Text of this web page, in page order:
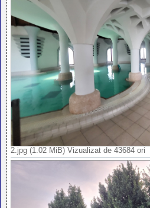
2.jpg (1.02 MiB) Vizualizat de 43684 ori